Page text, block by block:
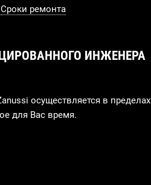
Сроки ремонта
ИНЖЕНЕРА
осуществляется в пределах
для Вас время.